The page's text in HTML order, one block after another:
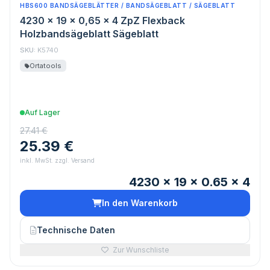
HBS600 BANDSÄGEBLÄTTER / BANDSÄGEBLATT / SÄGEBLATT
4230 x 19 x 0,65 x 4 ZpZ Flexback
Holzbandsägeblatt Sägeblatt
SKU: K5740
Ortatools
Auf Lager
27.41 €
25.39 €
inkl. MwSt. zzgl. Versand
4230 x 19 x 0.65 x 4
In den Warenkorb
Technische Daten
Zur Wunschliste